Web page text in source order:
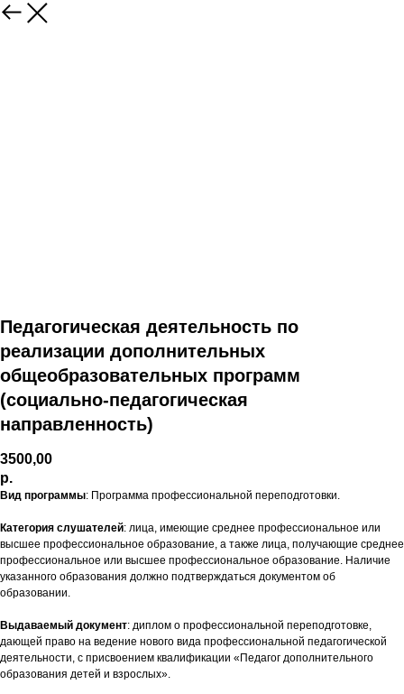
Педагогическая деятельность по
реализации дополнительных
общеобразовательных программ
(социально-педагогическая
направленность)
3500,00
р.
Вид программы: Программа профессиональной переподготовки.
Категория слушателей: лица, имеющие среднее профессиональное или
высшее профессиональное образование, а также лица, получающие среднее
профессиональное или высшее профессиональное образование. Наличие
указанного образования должно подтверждаться документом об
образовании.
Выдаваемый документ: диплом о профессиональной переподготовке,
дающей право на ведение нового вида профессиональной педагогической
деятельности, с присвоением квалификации «Педагог дополнительного
образования детей и взрослых».